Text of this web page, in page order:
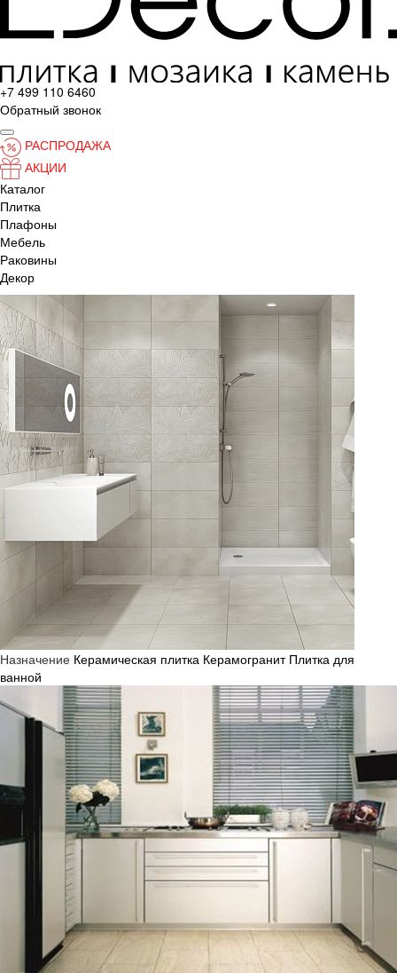
+7 499 110 6460
Обратный звонок
РАСПРОДАЖА
АКЦИИ
Каталог
Плитка
Плафоны
Мебель
Раковины
Декор
Назначение Керамическая плитка Керамогранит Плитка для
ванной